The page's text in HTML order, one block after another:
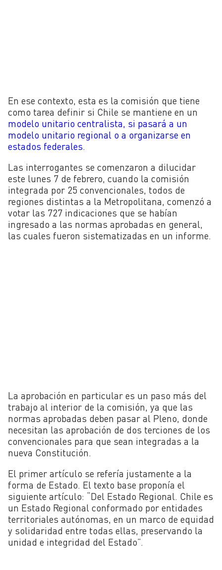
En ese contexto, esta es la comisión que tiene
como tarea definir si Chile se mantiene en un
modelo unitario centralista, si pasará a un
modelo unitario regional o a organizarse en
estados federales.
Las interrogantes se comenzaron a dilucidar
este lunes 7 de febrero, cuando la comisión
integrada por 25 convencionales, todos de
regiones distintas a la Metropolitana, comenzó a
votar las 727 indicaciones que se habían
ingresado a las normas aprobadas en general,
las cuales fueron sistematizadas en un informe.
La aprobación en particular es un paso más del
trabajo al interior de la comisión, ya que las
normas aprobadas deben pasar al Pleno, donde
necesitan las aprobación de dos terciones de los
convencionales para que sean integradas a la
nueva Constitución.
El primer artículo se refería justamente a la
forma de Estado. El texto base proponía el
siguiente artículo: “Del Estado Regional. Chile es
un Estado Regional conformado por entidades
territoriales autónomas, en un marco de equidad
y solidaridad entre todas ellas, preservando la
unidad e integridad del Estado”.